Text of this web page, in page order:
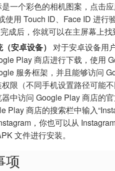
一个彩色的相机图案，点击
使用 Touch ID、Face ID 进
成后，你就可以在主屏幕上找
安卓设备） 对于安卓设备用
Play 商店进行下载，使用
服务框架，并且能够访问
限（不同手机设置路径可能
中访问 Google Play 商店的
Play 商店的搜索栏中输入
，你也可以从
文件进行安装。
项